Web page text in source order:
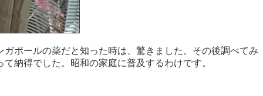
ポールの薬だと知った時は、驚きました。その後調べてみ
納得でした。昭和の家庭に普及するわけです。